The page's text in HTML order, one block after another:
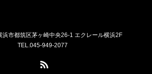
市都筑区茅ヶ崎中央26-1 エクレール横浜2F
TEL.045-949-2077